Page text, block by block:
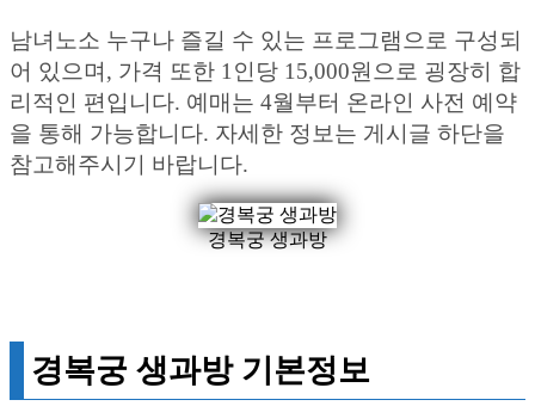
남녀노소 누구나 즐길 수 있는 프로그램으로 구성되
어 있으며, 가격 또한 1인당 15,000원으로 굉장히 합
리적인 편입니다. 예매는 4월부터 온라인 사전 예약
을 통해 가능합니다. 자세한 정보는 게시글 하단을
참고해주시기 바랍니다.
경복궁 생과방
경복궁 생과방 기본정보